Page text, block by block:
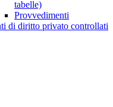
tabelle)
Provvedimenti
di diritto privato controllati